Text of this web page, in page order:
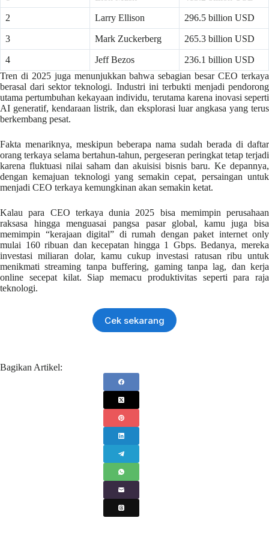
2 Larry Ellison 296.5 billion USD
3 Mark Zuckerberg 265.3 billion USD
4 Jeff Bezos
236.1 billion USD
Tren di 2025 juga menunjukkan bahwa sebagian besar CEO terkaya
berasal dari sektor teknologi. Industri ini terbukti menjadi pendorong
utama pertumbuhan kekayaan individu, terutama karena inovasi seperti
AI generatif, kendaraan listrik, dan eksplorasi luar angkasa yang terus
berkembang pesat.
Fakta menariknya, meskipun beberapa nama sudah berada di daftar
orang terkaya selama bertahun-tahun, pergeseran peringkat tetap terjadi
karena fluktuasi nilai saham dan akuisisi bisnis baru. Ke depannya,
dengan kemajuan teknologi yang semakin cepat, persaingan untuk
menjadi CEO terkaya kemungkinan akan semakin ketat.
Kalau para CEO terkaya dunia 2025 bisa memimpin perusahaan
raksasa hingga menguasai pangsa pasar global, kamu juga bisa
memimpin “kerajaan digital” di rumah dengan paket internet only
mulai 160 ribuan dan kecepatan hingga 1 Gbps. Bedanya, mereka
investasi miliaran dolar, kamu cukup investasi ratusan ribu untuk
menikmati streaming tanpa buffering, gaming tanpa lag, dan kerja
online secepat kilat. Siap memacu produktivitas seperti para raja
teknologi.
Cek sekarang
Bagikan Artikel: